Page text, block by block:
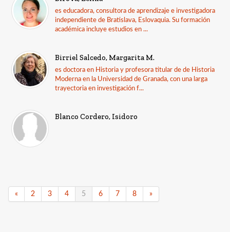
es educadora, consultora de aprendizaje e investigadora
independiente de Bratislava, Eslovaquia. Su formación
académica incluye estudios en ...
Birriel Salcedo, Margarita M.
es doctora en Historia y profesora titular de de Historia
Moderna en la Universidad de Granada, con una larga
trayectoria en investigación f...
Blanco Cordero, Isidoro
« 2 3 4 5 6 7 8 »